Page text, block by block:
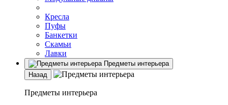
Кресла
Пуфы
Банкетки
Скамьи
Лавки
Предметы интерьера
Назад
Предметы интерьера